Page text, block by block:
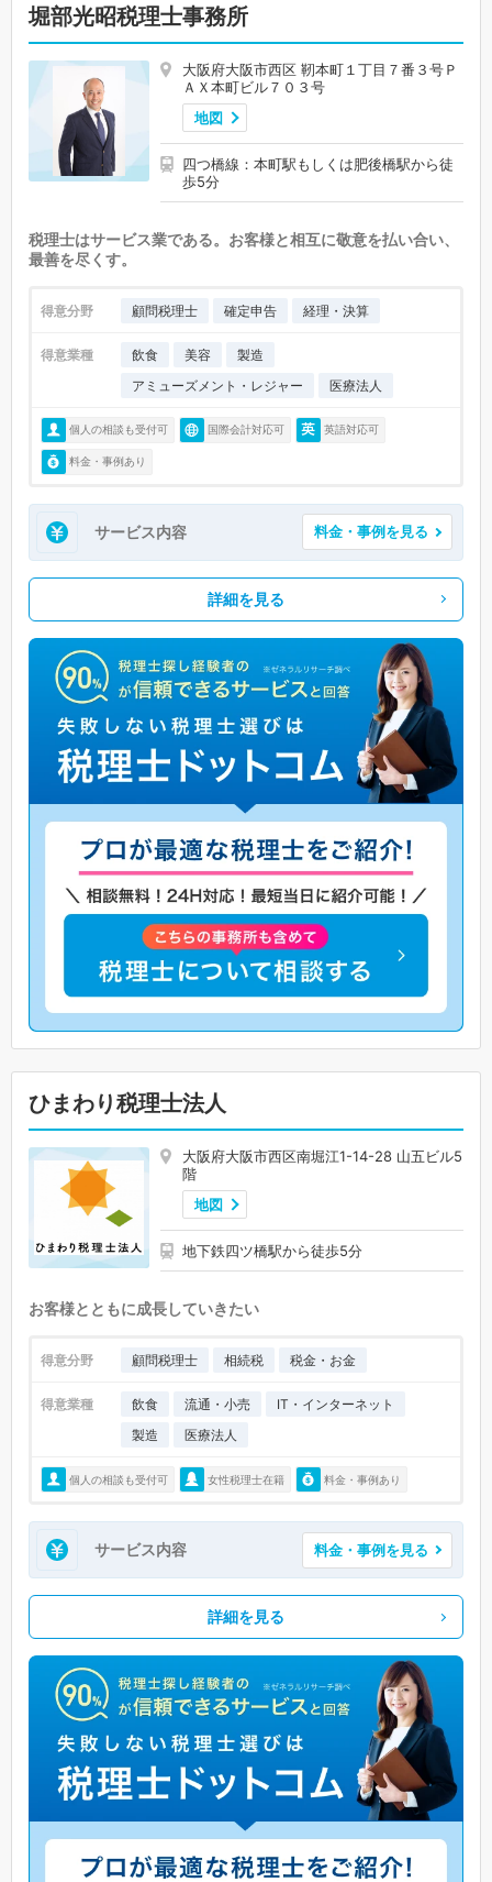
堀部光昭税理士事務所
大阪府大阪市西区 靭本町１丁目７番３号Ｐ
ＡＸ本町ビル７０３号
地図
四つ橋線：本町駅もしくは肥後橋駅から徒
歩5分
税理士はサービス業である。お客様と相互に敬意を払い合い、
最善を尽くす。
得意分野 顧問税理士 確定申告 経理・決算
得意業種 飲食 美容
製造
アミューズメント・レジャー
医療法人
個人の相談も受付可 国際会計対応可 英語対応可
料金・事例あり
サービス内容 料金・事例を見る
詳細を見る
ひまわり税理士法人
大阪府大阪市西区南堀江1-14-28 山五ビル5
階
地図
地下鉄四ツ橋駅から徒歩5分
お客様とともに成長していきたい
得意分野 顧問税理士 相続税 税金・お金
得意業種 飲食 流通・小売
IT・インターネット
製造
医療法人
個人の相談も受付可 女性税理士在籍 料金・事例あり
サービス内容 料金・事例を見る
詳細を見る